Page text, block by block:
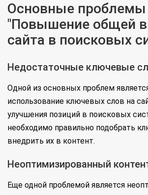
Основные проблемы
"Повышение общей
сайта в поисковых
Недостаточные ключевые
Одной из основных проблем
использование ключевых слов на
улучшения позиций в поисковых
необходимо правильно подобрать
внедрить их в контент.
Неоптимизированный
Еще одной проблемой является